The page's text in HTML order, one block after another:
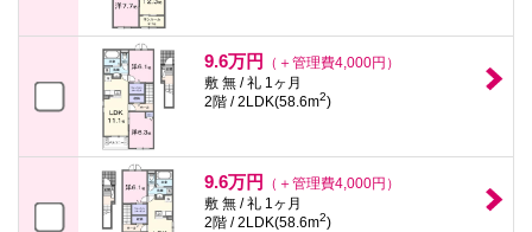
9.6万円
（＋管理費4,000円）
敷 無 / 礼 1ヶ月
2階 / 2LDK(58.6m2)
9.6万円
（＋管理費4,000円）
敷 無 / 礼 1ヶ月
2階 / 2LDK(58.6m2)